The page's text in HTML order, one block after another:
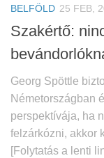
BELFÖLD 25 FEB,
Szakértő:
Georg Spöttle
Németországban
perspektívája, ha
felzárkózni, akkor
[Folytatás a lenti